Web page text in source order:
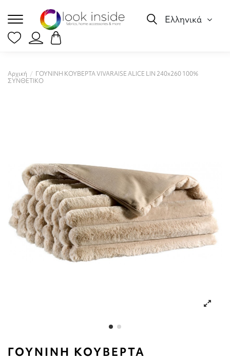
Ελληνικά
Αρχική
ΓΟΥΝΙΝΗ ΚΟΥΒΕΡΤΑ VIVARAISE ALICE LIN 240x260 100%
ΣΥΝΘΕΤΙΚΟ
ΓΟΥΝΙΝΗ ΚΟΥΒΕΡΤΑ